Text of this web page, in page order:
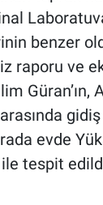
benzer
raporu ve
evde
ile tespit